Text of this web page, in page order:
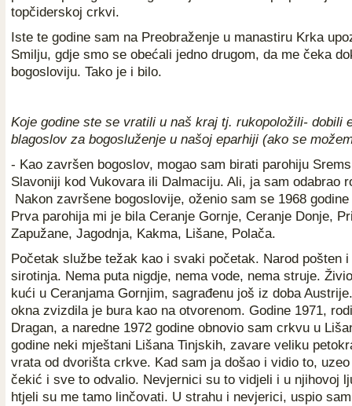
topčiderskoj crkvi.
Iste te godine sam na Preobraženje u manastiru Krka
Smilju, gdje smo se obećali jedno drugom, da me čeka
bogosloviju. Tako je i bilo.
Koje godine ste se vratili u naš kraj tj. rukopoložili- dobili
blagoslov za bogosluženje u našoj eparhiji (ako se
- Kao završen bogoslov, mogao sam birati parohiju
Slavoniji kod Vukovara ili Dalmaciju. Ali, ja sam odabrao
Nakon završene bogoslovije, oženio sam se 1968
Prva parohija mi je bila Ceranje Gornje, Ceranje Donje,
Zapužane, Jagodnja, Kakma, Lišane, Polača.
Početak službe težak kao i svaki početak. Narod pošten
sirotinja. Nema puta nigdje, nema vode, nema struje.
kući u Ceranjama Gornjim, sagrađenu još iz doba
okna zvizdila je bura kao na otvorenom. Godine 1971,
Dragan, a naredne 1972 godine obnovio sam crkvu u
godine neki mještani Lišana Tinjskih, zavare veliku
vrata od dvorišta crkve. Kad sam ja došao i vidio to,
čekić i sve to odvalio. Nevjernici su to vidjeli i u njihovoj
htjeli su me tamo linčovati. U strahu i nevjerici, uspio